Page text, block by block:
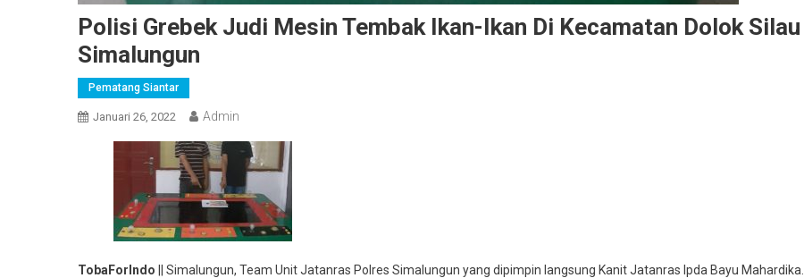
Polisi Grebek Judi Mesin Tembak Ikan-Ikan Di Kecamatan Dolok Silau
Simalungun
Pematang Siantar
Januari 26, 2022 Admin
TobaForIndo || Simalungun, Team Unit Jatanras Polres Simalungun yang dipimpin langsung Kanit Jatanras Ipda Bayu Mahardika.